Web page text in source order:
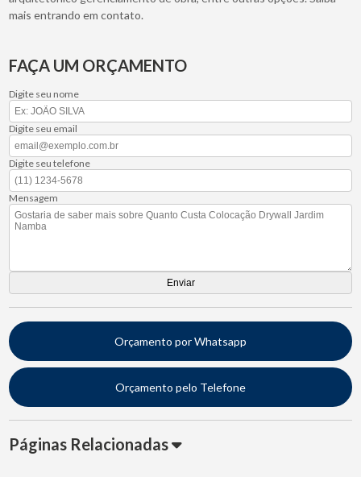
mais entrando em contato.
FAÇA UM ORÇAMENTO
Digite seu nome
Digite seu email
Digite seu telefone
Mensagem
Orçamento por Whatsapp
Orçamento pelo Telefone
Páginas Relacionadas